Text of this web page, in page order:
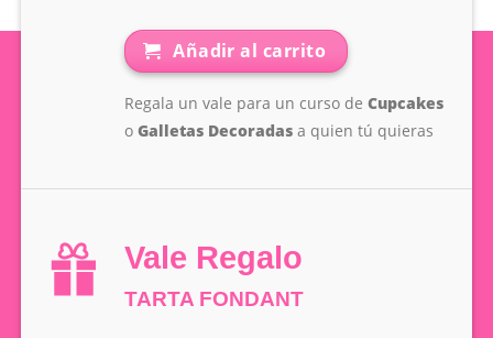
Añadir al carrito
Regala un vale para un curso de Cupcakes
o Galletas Decoradasa quien tú quieras
Vale Regalo
TARTA FONDANT